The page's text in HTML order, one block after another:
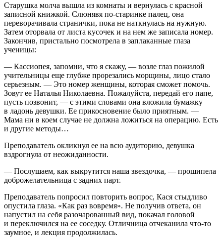
Старушка молча вышла из комнаты и вернулась с красной
записной книжкой. Слюнявя по-старинке палец, она
переворачивала странички, пока не наткнулась на нужную.
Затем оторвала от листа кусочек и на нем же записала номер.
Закончив, пристально посмотрела в заплаканные глаза
ученицы:
— Кассиопея, запомни, что я скажу, — возле глаз пожилой
учительницы еще глубже прорезались морщины, лицо стало
серьезным. — Это номер женщины, которая сможет помочь.
Зовут ее Наталья Николаевна. Пожалуйста, передай его папе,
пусть позвонит, — с этими словами она вложила бумажку
в ладонь девушки. Ее прикосновение было приятным. —
Мама ни в коем случае не должна ложиться на операцию. Есть
и другие методы…
Преподаватель окликнул ее на всю аудиторию, девушка
вздрогнула от неожиданности.
— Послушаем, как выкрутится наша звездочка, — прошипела
доброжелательница с задних парт.
Преподаватель попросил повторить вопрос, Кася стыдливо
опустила глаза. «Как раз вовремя». Не получив ответа, он
напустил на себя разочарованный вид, покачал головой
и переключился на ее соседку. Отличница отчеканила что-то
заумное, и лекция продолжилась.